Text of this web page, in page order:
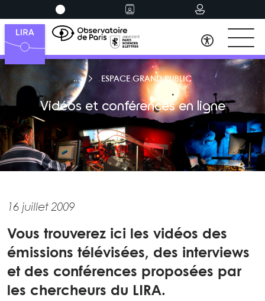
ESPACE GRAND PUBLIC
Vidéos et conférences en ligne
16 juillet 2009
Vous trouverez ici les vidéos des
émissions télévisées, des interviews
et des conférences proposées par
les chercheurs du LIRA.